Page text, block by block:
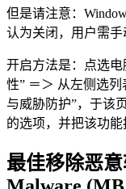
但是请注意：
认为关闭，用户需手
开启方法是：点选电
性” ＝＞ 从左侧选列
与威胁防护”，于该
的选项，并把该功能
最佳移除恶